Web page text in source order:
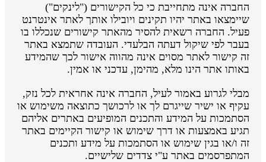
החברה אינה מתחייבת כי כל הקישורים ("לינקים")
שיימצאו באתר יהיו תקינים ויובילו אותך לאתר אינטרנט
פעיל. החברה רשאית להסיר מהאתר קישורים שנכללו בו
בעבר לפי שיקול דעתה הבלעדי. העובדה שתמצא באתר
זה קישור לאתר מסוים אינה מהווה אישור לכך שהמידע
באותו אתר הינו מלא, מהימן, עדכני או אמין.
מבלי לגרוע באמור לעיל, החברה אינה אחראית לכל נזק,
עקיף או ישיר שייגרם לך או לרכושך כתוצאה משימוש או
הסתמכות על המידע והתכנים המופיעים באתרים אליהם
תגיע באמצעות או דרך שימוש או קישור הקיימים באתר
זה ו/או בגין שימוש או הסתמכות על מידע ותכנים
המתפרסמים באתר ע"י צדדים שלישיים.